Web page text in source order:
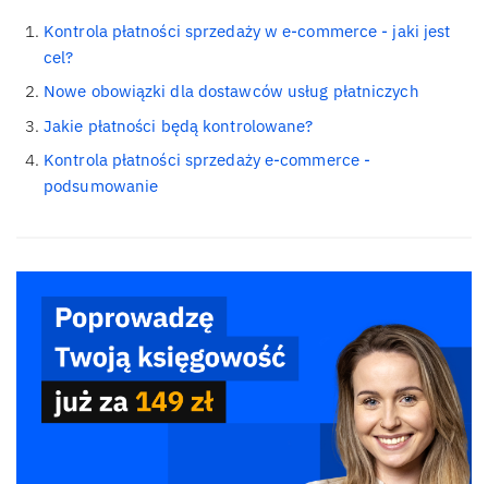
Kontrola płatności sprzedaży w e-commerce - jaki jest
cel?
Nowe obowiązki dla dostawców usług płatniczych
Jakie płatności będą kontrolowane?
Kontrola płatności sprzedaży e-commerce -
podsumowanie